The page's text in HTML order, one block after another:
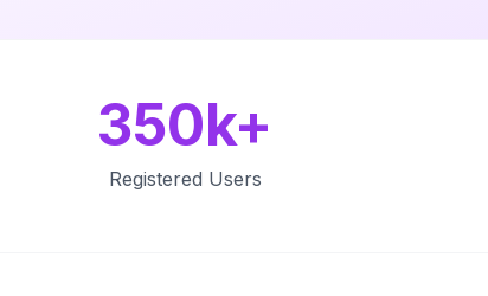
350k+
Registered Users